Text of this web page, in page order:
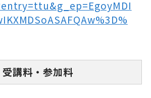
受講料・参加料